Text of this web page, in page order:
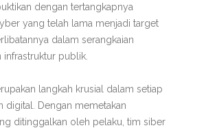
dengan tertangkapnya
yang telah lama menjadi target
dalam serangkaian
infrastruktur publik.
langkah krusial dalam setiap
digital. Dengan memetakan
ditinggalkan oleh pelaku, tim siber